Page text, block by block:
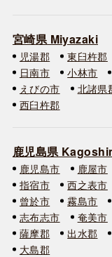
宮崎県 Miyazaki
児湯郡 東臼杵郡
日南市
小林市
えびの市
北諸県
西臼杵郡
鹿児島県
鹿児島市 鹿屋市
指宿市
西之表市
曾於市
霧島市
志布志市
奄美市
薩摩郡
出水郡
大島郡